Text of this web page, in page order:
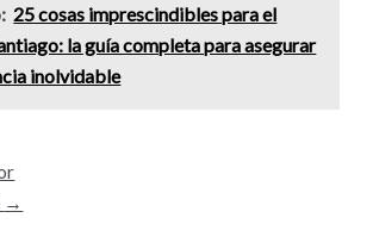
25 cosas imprescindibles para el
la guía completa para asegurar
inolvidable
→